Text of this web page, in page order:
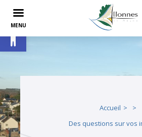
Ouvrir la barre
Accueil
Des questions sur vos